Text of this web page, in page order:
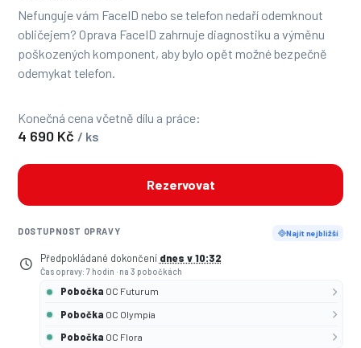
Nefunguje vám FaceID nebo se telefon nedaří odemknout
obličejem? Oprava FaceID zahrnuje diagnostiku a výměnu
poškozených komponent, aby bylo opět možné bezpečně
odemykat telefon.
Konečná cena včetně dílu a práce:
4 690 Kč / ks
Rezervovat
DOSTUPNOST OPRAVY Najít nejbližší
Předpokládané dokončení dnes v 10:32
Čas opravy: 7 hodin · na 3 pobočkách
Pobočka OC Futurum
Pobočka OC Olympia
Pobočka OC Flora